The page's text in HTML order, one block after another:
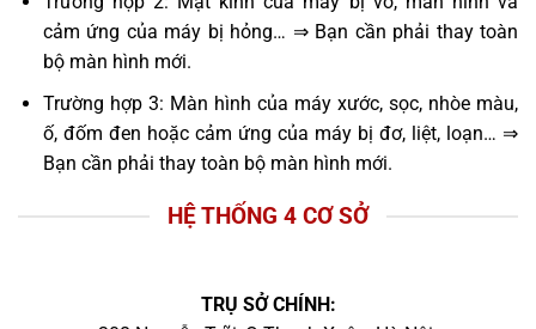
cảm ứng của máy bị hỏng… ⇒ Bạn cần phải thay toàn
bộ màn hình mới.
Trường hợp 3: Màn hình của máy xước, sọc, nhòe màu,
ố, đốm đen hoặc cảm ứng của máy bị đơ, liệt, loạn… ⇒
Bạn cần phải thay toàn bộ màn hình mới.
HỆ THỐNG 4 CƠ SỞ
TRỤ SỞ CHÍNH: